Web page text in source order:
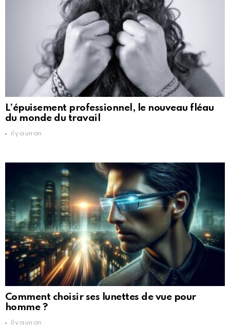
L’épuisement professionnel, le nouveau fléau
du monde du travail
il y a un an
Comment choisir ses lunettes de vue pour
homme ?
il y a un an